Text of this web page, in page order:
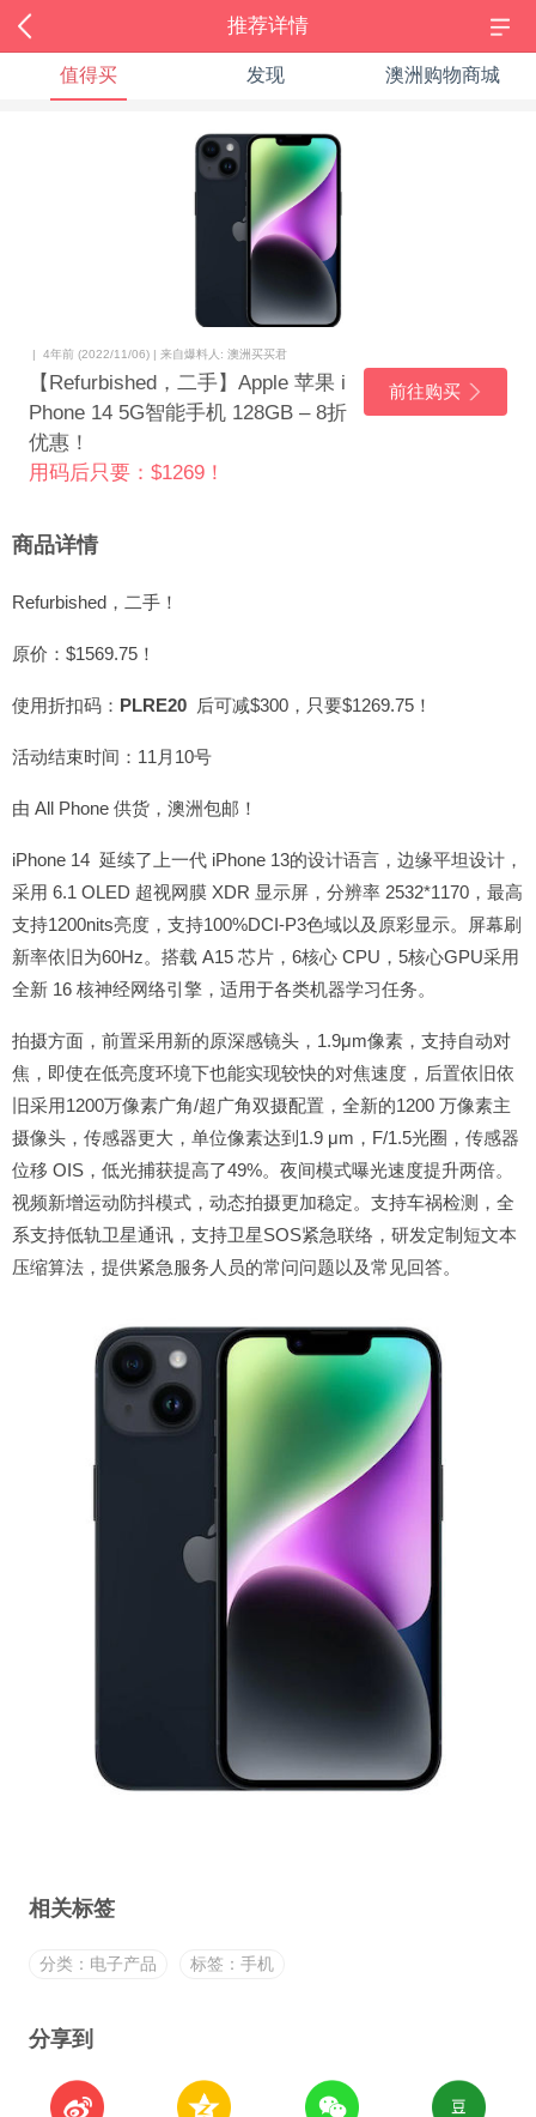
推荐详情
值得买 发现 澳洲购物商城
| 4年前 (2022/11/06) | 来自爆料人: 澳洲买买君
【Refurbished，二手】Apple 苹果 i
Phone 14 5G智能手机 128GB – 8折
优惠！
用码后只要：$1269！
前往购买
商品详情
Refurbished，二手！
原价：$1569.75！
使用折扣码： PLRE20 后可减$300，只要$1269.75！
活动结束时间：11月10号
由 All Phone 供货，澳洲包邮！
iPhone 14 延续了上一代 iPhone 13的设计语言，边缘平坦设计，
采用 6.1 OLED 超视网膜 XDR 显示屏，分辨率 2532*1170，最高
支持1200nits亮度，支持100%DCI-P3色域以及原彩显示。屏幕刷
新率依旧为60Hz。搭载 A15 芯片，6核心 CPU，5核心GPU采用
全新 16 核神经网络引擎，适用于各类机器学习任务。
拍摄方面，前置采用新的原深感镜头，1.9μm像素，支持自动对
焦，即使在低亮度环境下也能实现较快的对焦速度，后置依旧依
旧采用1200万像素广角/超广角双摄配置，全新的1200 万像素主
摄像头，传感器更大，单位像素达到1.9 μm，F/1.5光圈，传感器
位移 OIS，低光捕获提高了49%。夜间模式曝光速度提升两倍。
视频新增运动防抖模式，动态拍摄更加稳定。支持车祸检测，全
系支持低轨卫星通讯，支持卫星SOS紧急联络，研发定制短文本
压缩算法，提供紧急服务人员的常问问题以及常见回答。
相关标签
分类：电子产品 标签：手机
分享到